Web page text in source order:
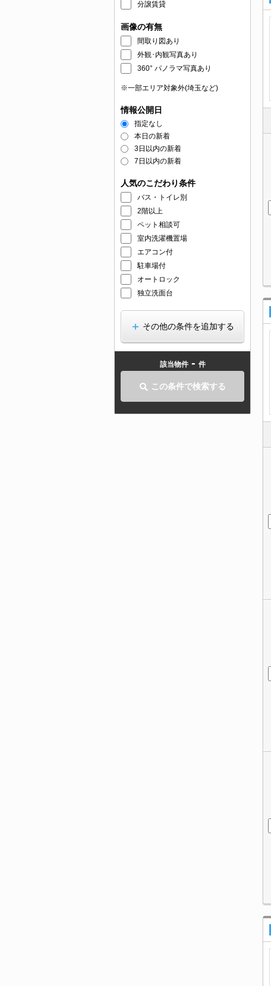
分譲賃貸
画像の有無
間取り図あり
外観･内観写真あり
360° パノラマ写真あり
※一部エリア対象外(埼玉など)
情報公開日
指定なし
本日の新着
3日以内の新着
7日以内の新着
人気のこだわり条件
バス・トイレ別
2階以上
ペット相談可
室内洗濯機置場
エアコン付
駐車場付
オートロック
独立洗面台
その他の条件を追加する
該当物件 - 件
この条件で検索する